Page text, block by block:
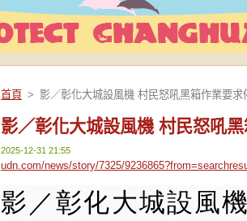
首頁 > 影／彰化大城設風機 村民怒吼黑箱作業要求
影／彰化大城設風機 村民怒吼
2025-12-31 21:55
udn.com/news/story/7325/
影／彰化大城設風